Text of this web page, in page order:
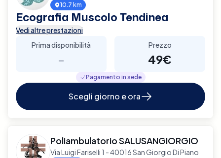
10.7 km
Ecografia Muscolo Tendinea
Vedi altre prestazioni
Prima disponibilità
-
Prezzo
49€
Pagamento in sede
Scegli giorno e ora
Poliambulatorio SALUSANGIORGIO
Via Luigi Fariselli 1 - 40016 San Giorgio Di Piano